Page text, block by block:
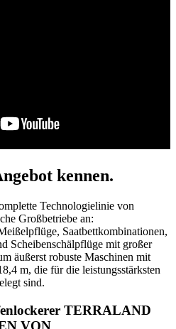
kennen.
Technologielinie von
Großbetriebe an:
Saatbettkombinationen,
Scheibenschälpflüge mit großer
äußerst robuste Maschinen mit
m, die für die leistungsstärksten
sind.
TERRALAND
VON